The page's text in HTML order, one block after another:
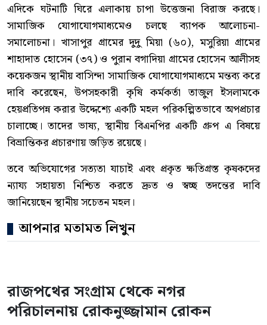
এদিকে ঘটনাটি ঘিরে এলাকায় চাপা উত্তেজনা বিরাজ করছে।
সামাজিক যোগাযোগমাধ্যমেও চলছে ব্যাপক আলোচনা-
সমালোচনা। খাসাপুর গ্রামের দুদু মিয়া (৬০), মসুরিয়া গ্রামের
শাহাদাত হোসেন (৩৭) ও পুরান বগাদিয়া গ্রামের হোসেন আলীসহ
কয়েকজন স্থানীয় বাসিন্দা সামাজিক যোগাযোগমাধ্যমে মন্তব্য করে
দাবি করেছেন, উপসহকারী কৃষি কর্মকর্তা তাজুল ইসলামকে
হেয়প্রতিপন্ন করার উদ্দেশ্যে একটি মহল পরিকল্পিতভাবে অপপ্রচার
চালাচ্ছে। তাদের ভাষ্য, স্থানীয় বিএনপির একটি গ্রুপ এ বিষয়ে
বিভ্রান্তিকর প্রচারণায় জড়িত রয়েছে।
তবে অভিযোগের সত্যতা যাচাই এবং প্রকৃত ক্ষতিগ্রস্ত কৃষকদের
ন্যায্য সহায়তা নিশ্চিত করতে দ্রুত ও স্বচ্ছ তদন্তের দাবি
জানিয়েছেন স্থানীয় সচেতন মহল।
আপনার মতামত লিখুন
রাজপথের সংগ্রাম থেকে নগর
পরিচালনায় রোকনুজ্জামান রোকন